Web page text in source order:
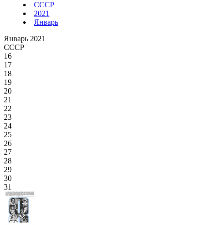
СССР
2021
Январь
Январь 2021
СССР
16
17
18
19
20
21
22
23
24
25
26
27
28
29
30
31